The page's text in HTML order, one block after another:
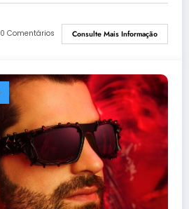
0 Comentários Consulte Mais Informação